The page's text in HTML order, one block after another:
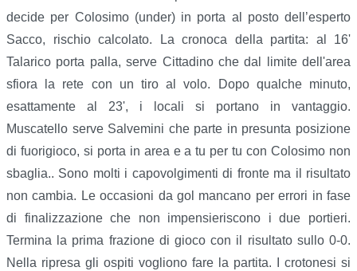
decide per Colosimo (under) in porta al posto dell’esperto
Sacco, rischio calcolato. La cronoca della partita: al 16'
Talarico porta palla, serve Cittadino che dal limite dell'area
sfiora la rete con un tiro al volo. Dopo qualche minuto,
esattamente al 23', i locali si portano in vantaggio.
Muscatello serve Salvemini che parte in presunta posizione
di fuorigioco, si porta in area e a tu per tu con Colosimo non
sbaglia.. Sono molti i capovolgimenti di fronte ma il risultato
non cambia. Le occasioni da gol mancano per errori in fase
di finalizzazione che non impensieriscono i due portieri.
Termina la prima frazione di gioco con il risultato sullo 0-0.
Nella ripresa gli ospiti vogliono fare la partita. I crotonesi si